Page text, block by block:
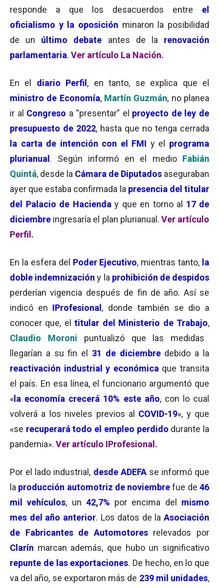
responde a que los desacuerdos entre el
oficialismo y la oposición minaron la posibilidad
de un último debate antes de la renovación
parlamentaria. Ver artículo La Nación.
En el diario Perfil , en tanto, se explica que el
ministro de Economía,Martín Guzmán, no planea
ir al Congreso a “presentar” el proyecto de ley de
presupuesto de 2022, hasta que no tenga cerrada
la carta de intención con el FMI y el
programa
plurianual . Según informó en el medio Fabián
Quintá, desde la Cámara de Diputados aseguraban
ayer que estaba confirmada la presencia del titular
del Palacio de Hacienda y que en torno al 17 de
diciembre ingresaría el plan plurianual. Ver artículo
Perfil .
En la esfera del Poder Ejecutivo, mientras tanto, la
doble indemnización y la prohibición de despidos
perderían vigencia después de fin de año. Así se
indicó en IProfesional , donde también se dio a
conocer que, eltitular del Ministerio de Trabajo,
Claudio Moroni puntualizó que las medidas
llegarían a su fin el 31 de diciembredebido a la
reactivación industrial y económica que transita
el país. En esa línea, el funcionario argumentó que
« la economía crecerá 10% este año, con lo cual
volverá a los niveles previos al COVID-19«, y que
«se recuperará todo el empleo perdido durante la
pandemia». Ver artículo IProfesional .
Por el lado industrial, desde ADEFAse informó que
la producción automotriz de noviembrefue de46
mil vehículos, un 42,7% por encima del mismo
mes del año anterior. Los datos de la Asociación
de Fabricantes de Automotoresrelevados por
Clarín marcan además, que hubo un significativo
repunte de las exportaciones. De hecho, en lo que
va del año, se exportaron más de 239 mil unidades,